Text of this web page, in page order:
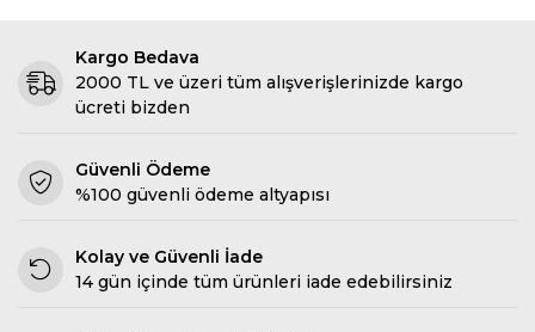
Kargo Bedava
2000 TL ve üzeri tüm alışverişlerinizde kargo
ücreti bizden
Güvenli Ödeme
%100 güvenli ödeme altyapısı
Kolay ve Güvenli İade
14 gün içinde tüm ürünleri iade edebilirsiniz